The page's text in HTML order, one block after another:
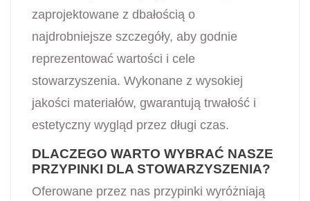
zaprojektowane z dbałością o
najdrobniejsze szczegóły, aby godnie
reprezentować wartości i cele
stowarzyszenia. Wykonane z wysokiej
jakości materiałów, gwarantują trwałość i
estetyczny wygląd przez długi czas.
DLACZEGO WARTO WYBRAĆ NASZE
PRZYPINKI DLA STOWARZYSZENIA?
Oferowane przez nas przypinki wyróżniają